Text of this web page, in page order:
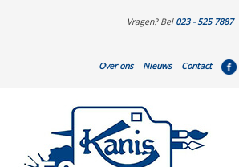
Vragen? Bel 023 - 525 7887
Over ons Nieuws Contact